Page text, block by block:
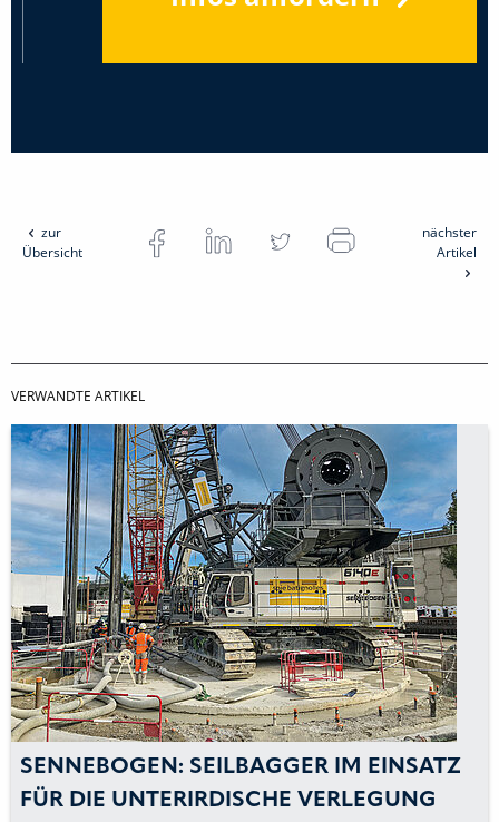
zur
Übersicht
nächster
Artikel
VERWANDTE ARTIKEL
SENNEBOGEN: SEILBAGGER IM EINSATZ
FÜR DIE UNTERIRDISCHE VERLEGUNG